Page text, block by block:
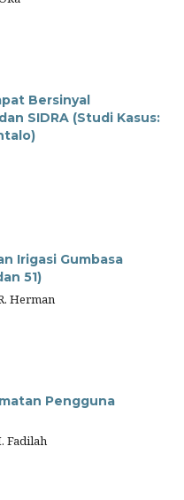
Bersinyal
SIDRA (Studi Kasus:
Irigasi Gumbasa
51)
Herman
Pengguna
Fadilah